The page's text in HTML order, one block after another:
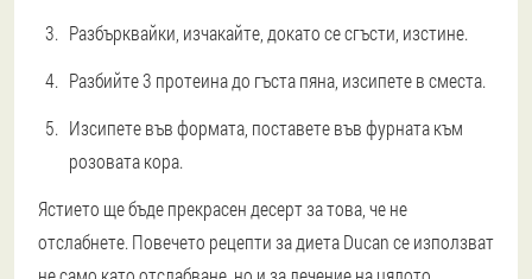
Разбърквайки, изчакайте, докато се сгъсти, изстине.
Разбийте 3 протеина до гъста пяна, изсипете в сместа.
Изсипете във формата, поставете във фурната към
розовата кора.
Ястието ще бъде прекрасен десерт за това, че не
отслабнете. Повечето рецепти за диета Ducan се използват